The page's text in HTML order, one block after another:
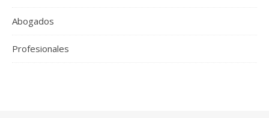
Abogados
Profesionales